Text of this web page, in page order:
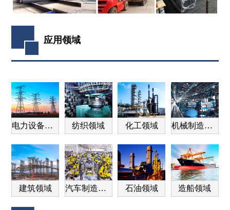
应用领域
电力设备领域 纺织领域 化工领域 机械制造领域
建筑领域 汽车制造领域 石油领域 造船领域